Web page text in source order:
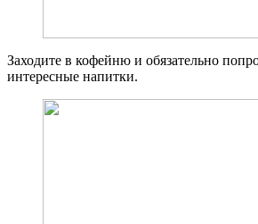
Заходите в кофейню и обязательно
интересные напитки.